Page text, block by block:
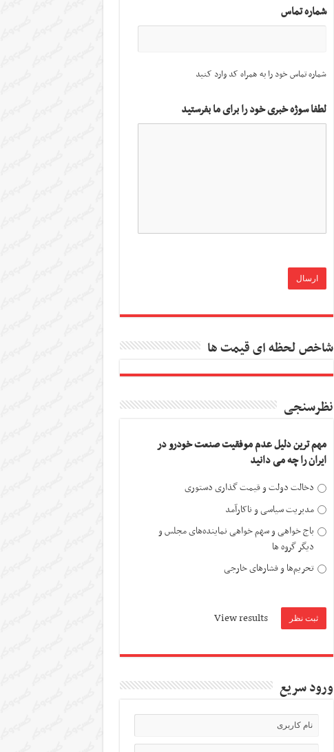
شماره تماس
شماره تماس خود را به همراه کد وارد کنید
لطفا سوژه خبری خود را برای ما بفرستید
شاخص لحظه ای قیمت ها
نظرسنجی
مهم ترین دلیل عدم موفقیت صنعت خودرو در
ایران را چه می دانید
دخالت دولت و قیمت گذاری دستوری
مدیریت سیاسی و ناکارآمد
باج خواهی و سهم خواهی نماینده‌های مجلس و
دیگر گروه ها
تحریم‌ها و فشارهای خارجی
View results
ورود سریع